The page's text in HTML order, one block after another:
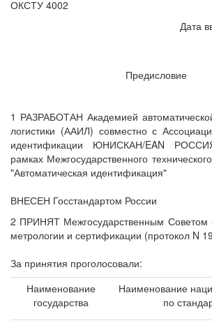
ОКСТУ 4002
Дата
Предисловие
1 РАЗРАБОТАН Академией
логистики (ААИЛ) совместно с
идентификации ЮНИСКАН/EAN
рамках Межгосударственного
"Автоматическая идентификация"
ВНЕСЕН Госстандартом России
2 ПРИНЯТ Межгосударственным Советом
метрологии и сертификации (протокол N
За принятия проголосовали:
Наименование
государства
Наименование
по